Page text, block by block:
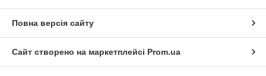
Повна версія сайту
Сайт створено на маркетплейсі Prom.ua